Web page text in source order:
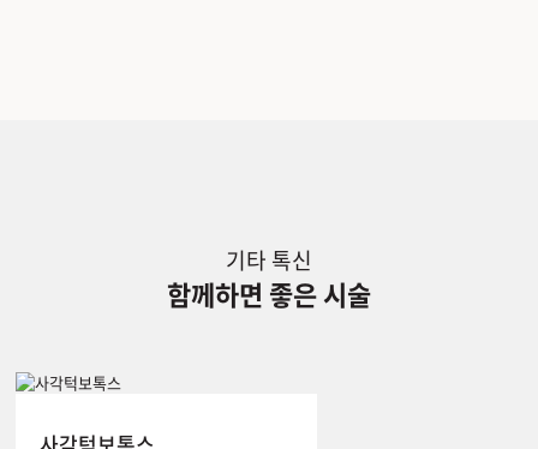
기타 톡신
함께하면 좋은 시술